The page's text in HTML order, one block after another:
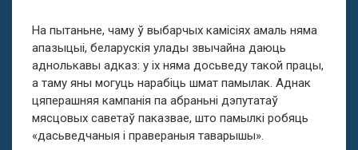
На пытаньне, чаму ў выбарчых камісіях амаль няма
апазыцыі, беларускія улады звычайна даюць
аднолькавы адказ: у іх няма досьведу такой працы,
а таму яны могуць нарабіць шмат памылак. Аднак
цяперашняя кампанія па абраньні дэпутатаў
мясцовых саветаў паказвае, што памылкі робяць
«дасьведчаныя і правераныя таварышы».